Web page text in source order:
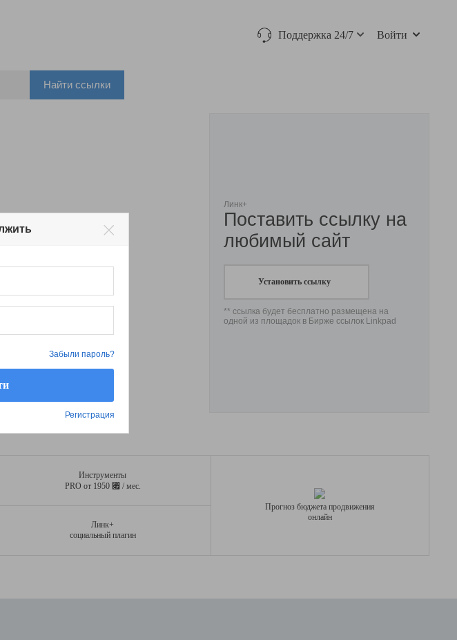
Поддержка 24/7 Войти
Найти ссылки
Линк+
Поставить ссылку на
любимый сайт
Установить ссылку
** ссылка будет бесплатно размещена на
одной из площадок в Бирже ссылок Linkpad
Инструменты
PRO от 1950 ⃏ / мес.
Линк+
социальный плагин
Прогноз бюджета продвижения
онлайн
Регистрация
Забыли пароль?